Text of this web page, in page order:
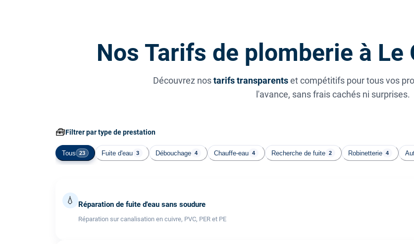
Nos Tarifs de plomberie à Le
Découvrez nostarifs transparentset compétitifs pour tous vos
l'avance, sans frais cachés ni surprises.
🧰Filtrer par type de prestation
Tous 23 Fuite d'eau 3 Débouchage 4 Chauffe-eau 4 Recherche de fuite 2 Robinetterie 4
💧 Réparation de fuite d'eau sans soudure
Réparation sur canalisation en cuivre, PVC, PER et PE